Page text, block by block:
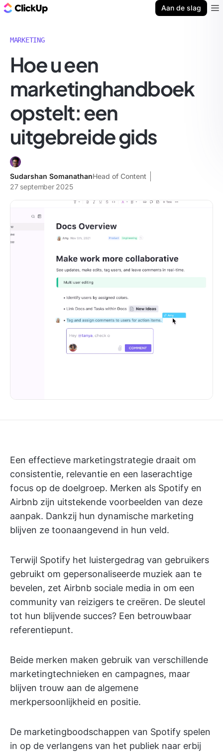
Aan de slag
MARKETING
Hoe u een
marketinghandboek
opstelt: een
uitgebreide gids
Sudarshan SomanathanHead of Content
27 september 2025
Een effectieve marketingstrategie draait om
consistentie, relevantie en een laserachtige
focus op de doelgroep. Merken als Spotify en
Airbnb zijn uitstekende voorbeelden van deze
aanpak. Dankzij hun dynamische marketing
blijven ze toonaangevend in hun veld.
Terwijl Spotify het luistergedrag van gebruikers
gebruikt om gepersonaliseerde muziek aan te
bevelen, zet Airbnb sociale media in om een
community van reizigers te creëren. De sleutel
tot hun blijvende succes? Een betrouwbaar
referentiepunt.
Beide merken maken gebruik van verschillende
marketingtechnieken en campagnes, maar
blijven trouw aan de algemene
merkpersoonlijkheid en positie.
De marketingboodschappen van Spotify spelen
in op de verlangens van het publiek naar erbij